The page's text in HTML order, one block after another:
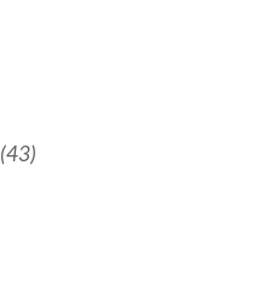
(43)